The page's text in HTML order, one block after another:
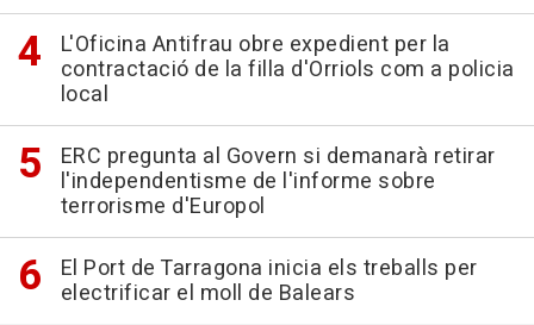
L'Oficina Antifrau obre expedient per la
contractació de la filla d'Orriols com a policia
local
ERC pregunta al Govern si demanarà retirar
l'independentisme de l'informe sobre
terrorisme d'Europol
El Port de Tarragona inicia els treballs per
electrificar el moll de Balears